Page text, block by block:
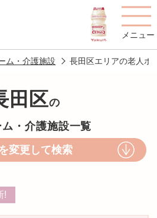
メニュー
円かについて 費用について
ム・介護施設 長田区エリアの老人ホ
田区の
・介護施設一覧
変更して検索
!